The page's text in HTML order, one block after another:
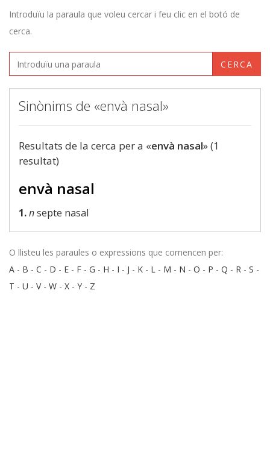
Introduïu la paraula que voleu cercar i feu clic en el botó de
cerca.
CERCA
Sinònims de «envà nasal»
Resultats de la cerca per a «envà nasal» (1
resultat)
envà nasal
1.nsepte nasal
O llisteu les paraules o expressions que comencen per:
A - B - C - D - E - F - G - H - I - J - K - L - M - N - O - P - Q - R - S -
T - U - V- W - X - Y - Z